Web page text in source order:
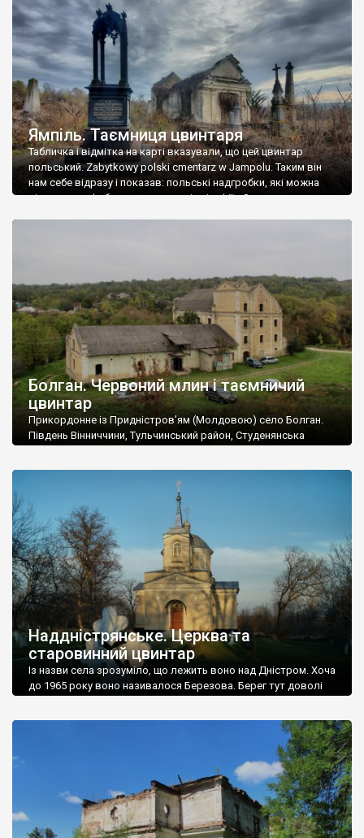
Ямпіль. Таємниця цвинтаря
Табличка і відмітка на карті вказували, що цей цвинтар
польський. Zabytkowy polski cmentarz w Jampolu. Таким він
нам себе відразу і показав: польські надгробки, які можна
віднести до фабричних, польські епітафії… Загалом цвинтар
Болган. Червоний млин і таємничий
цвинтар
Прикордонне із Придністров’ям (Молдовою) село Болган.
Південь Вінниччини, Тульчинський район, Студенянська
старовинний цвинтар із кам’яними хрестами. Всі епітафії, які
збереглися, написані кирилицею, церковнослов’янською
мовою. За всіма традиційними ознаками – цвинтар
український. Хрести датуються 19 століттям. У 1924-1940
роках Болган […]
Наддністрянське. Церква та
старовинний цвинтар
Із назви села зрозуміло, що лежить воно над Дністром. Хоча
до 1965 року воно називалося Березова. Берег тут доволі
Наддністрянське відрізняється від більшості навколишніх
сіл. У селі є мурована Михайлівська церква. Точної дати […]